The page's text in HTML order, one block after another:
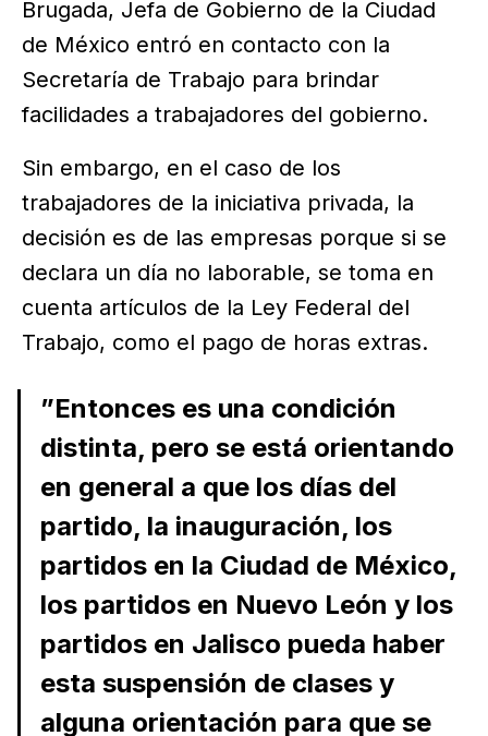
Brugada, Jefa de Gobierno de la Ciudad
de México entró en contacto con la
Secretaría de Trabajo para brindar
facilidades a trabajadores del gobierno.
Sin embargo, en el caso de los
trabajadores de la iniciativa privada, la
decisión es de las empresas porque si se
declara un día no laborable, se toma en
cuenta artículos de la Ley Federal del
Trabajo, como el pago de horas extras.
”Entonces es una condición
distinta, pero se está orientando
en general a que los días del
partido, la inauguración, los
partidos en la Ciudad de México,
los partidos en Nuevo León y los
partidos en Jalisco pueda haber
esta suspensión de clases y
alguna orientación para que se